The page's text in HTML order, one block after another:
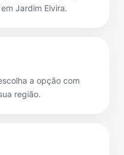
Jardim Elvira.
a opção com
região.